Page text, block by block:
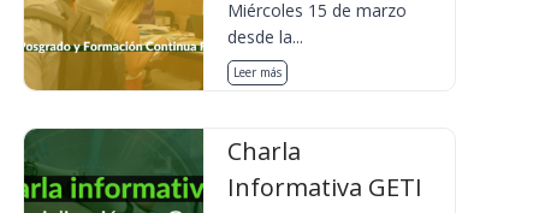
Miércoles 15 de marzo
desde la...
Leer más
Charla
Informativa GETI